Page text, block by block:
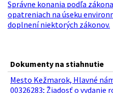
Správne konania podľa
opatreniach na úseku
doplnení niektorých zákonov.
Dokumenty na stiahnutie
Mesto Kežmarok, Hlavné
00326283; Žiadosť o vydanie